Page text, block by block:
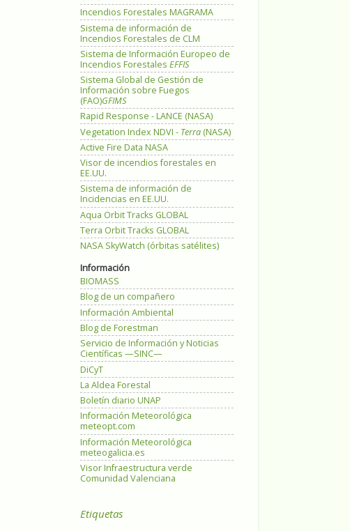
Incendios Forestales MAGRAMA
Sistema de información de
Incendios Forestales de CLM
Sistema de Información Europeo de
Incendios Forestales EFFIS
Sistema Global de Gestión de
Información sobre Fuegos
(FAO)GFIMS
Rapid Response - LANCE (NASA)
Vegetation Index NDVI - Terra (NASA)
Active Fire Data NASA
Visor de incendios forestales en
EE.UU.
Sistema de información de
Incidencias en EE.UU.
Aqua Orbit Tracks GLOBAL
Terra Orbit Tracks GLOBAL
NASA SkyWatch (órbitas satélites)
Información
BIOMASS
Blog de un compañero
Información Ambiental
Blog de Forestman
Servicio de Información y Noticias
Científicas —SINC—
DiCyT
La Aldea Forestal
Boletín diario UNAP
Información Meteorológica
meteopt.com
Información Meteorológica
meteogalicia.es
Visor Infraestructura verde
Comunidad Valenciana
Etiquetas